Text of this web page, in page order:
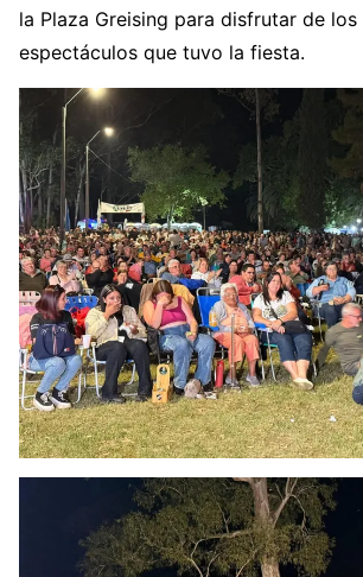
la Plaza Greising para disfrutar de los
espectáculos que tuvo la fiesta.